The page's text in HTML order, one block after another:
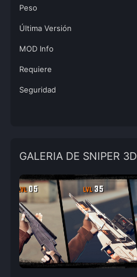
Peso
Última Versión
MOD Info
Requiere
Seguridad
GALERIA DE SNIPER 3D